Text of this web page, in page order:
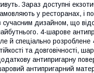
Зараз доступні
у ресторанах, і
сучасним дизайном, що
4-шарове
й спеціально
та довговічності,
антипригарну
антипригарний